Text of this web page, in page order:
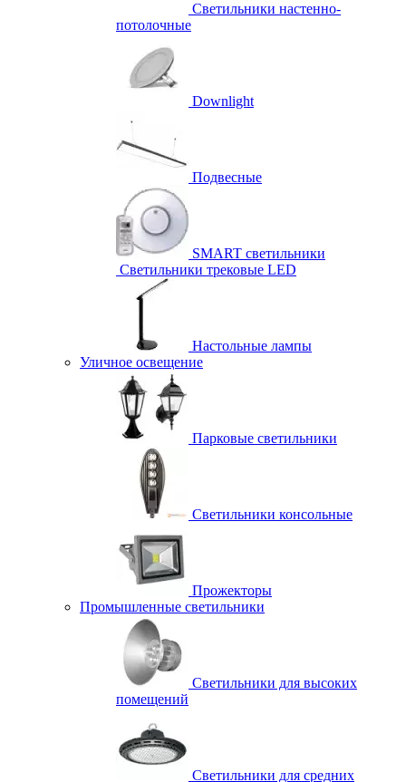
Светильники настенно-
потолочные
Downlight
Подвесные
SMART светильники
Светильники трековые LED
Настольные лампы
Уличное освещение
Парковые светильники
Светильники консольные
Прожекторы
Промышленные светильники
Светильники для высоких
помещений
Светильники для средних